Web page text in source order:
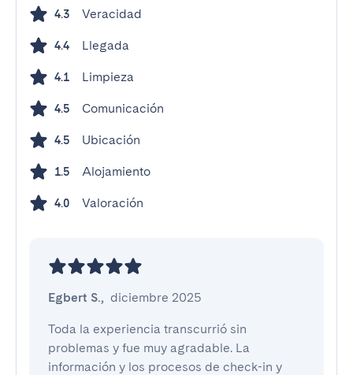
4.3 Veracidad
4.4 Llegada
4.1 Limpieza
4.5 Comunicación
4.5 Ubicación
1.5 Alojamiento
4.0 Valoración
Egbert S., diciembre 2025
Toda la experiencia transcurrió sin
problemas y fue muy agradable. La
información y los procesos de check-in y